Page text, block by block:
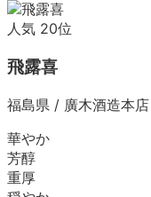
人気 20位
飛露喜
福島県 / 廣木酒造本店
華やか
芳醇
重厚